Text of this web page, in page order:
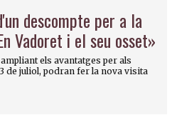
descompte per a la
Vadoret i el seu osset»
els avantatges per als
de juliol, podran fer la nova visita